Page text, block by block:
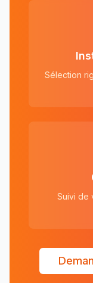
Sélection
Suivi de